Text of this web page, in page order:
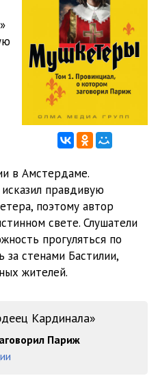
22:53
33:25
24:27
21:15
29:34
20:25
в Амстердаме.
правдивую
поэтому автор
свете. Слушатели
прогуляться по
стенами Бастилии,
жителей.
Кардинала»
Париж